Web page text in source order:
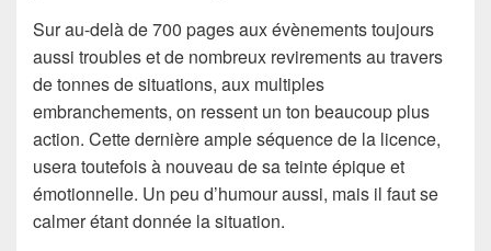
Sur au-delà de 700 pages aux évènements toujours
aussi troubles et de nombreux revirements au travers
de tonnes de situations, aux multiples
embranchements, on ressent un ton beaucoup plus
action. Cette dernière ample séquence de la licence,
usera toutefois à nouveau de sa teinte épique et
émotionnelle. Un peu d’humour aussi, mais il faut se
calmer étant donnée la situation.